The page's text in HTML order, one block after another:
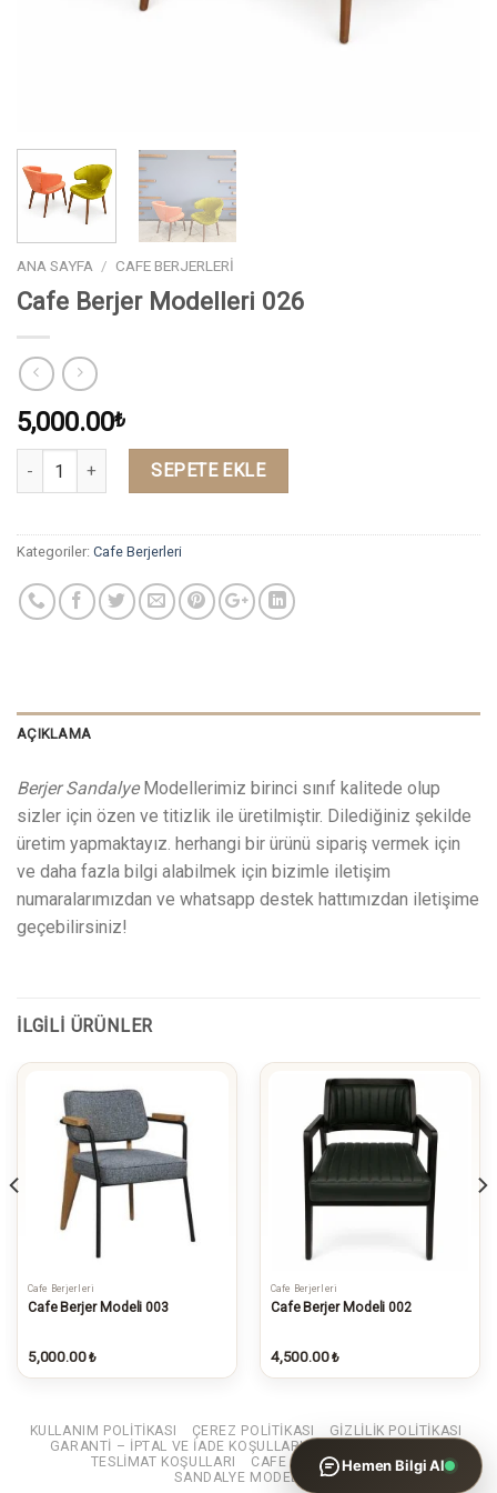
ANA SAYFA / CAFE BERJERLERI
Cafe Berjer Modelleri 026
5,000.00₺
Miktar SEPETE EKLE
Kategoriler: Cafe Berjerleri
AÇIKLAMA
Berjer Sandalye Modellerimiz birinci sınıf kalitede olup
sizler için özen ve titizlik ile üretilmiştir. Dilediğiniz şekilde
üretim yapmaktayız. herhangi bir ürünü sipariş vermek için
ve daha fazla bilgi alabilmek için bizimle iletişim
numaralarımızdan ve whatsapp destek hattımızdan iletişime
geçebilirsiniz!
İLGILI ÜRÜNLER
Cafe Berjerleri
Cafe Berjer Modeli 003
5,000.00₺
Cafe Berjerleri
Cafe Berjer Modeli 002
4,500.00₺
KULLANIM POLITIKASI ÇEREZ POLITIKASI
GIZLILIK POLITIKASI
GARANTI – IPTAL VE IADE KOŞULLARI
TESLIMAT KOŞULLARI
CAFE MASA SANDALYE
SANDALYE MODELLERI
WhatsApp ile Bilgi Al
İncelediğiniz ürünün bilgilerini
Hemen Bilgi Al